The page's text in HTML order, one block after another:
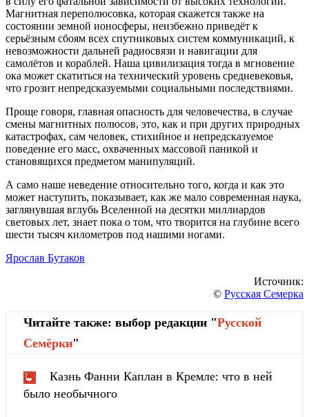
Магнитная переполюсовка, которая скажется также на
состоянии земной ионосферы, неизбежно приведёт к
серьёзным сбоям всех спутниковых систем коммуникаций, к
невозможности дальней радиосвязи и навигации для
самолётов и кораблей. Наша цивилизация тогда в мгновение
ока может скатиться на технический уровень средневековья,
что грозит непредсказуемыми социальными последствиями.
Проще говоря, главная опасность для человечества, в случае
смены магнитных полюсов, это, как и при других природных
катастрофах, сам человек, стихийное и непредсказуемое
поведение его масс, охваченных массовой паникой и
становящихся предметом манипуляций.
А само наше неведение относительно того, когда и как это
может наступить, показывает, как же мало современная наука,
заглянувшая вглубь Вселенной на десятки миллиардов
световых лет, знает пока о том, что творится на глубине всего
шести тысяч километров под нашими ногами.
Ярослав Бутаков
Источник:
© Русская Семерка
Читайте также: выбор редакции "Русской
Cемёрки"
Казнь Фанни Каплан в Кремле: что в ней
было необычного